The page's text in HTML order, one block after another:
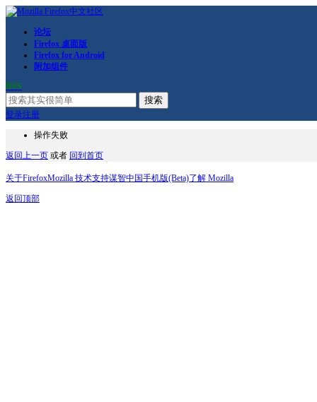
论坛
Firefox 桌面版
Firefox for Android
附加组件
RSS
搜索
登录注册
操作失败
返回上一页 或者 回到首页
关于FirefoxMozilla 技术支持谋智中国手机版(Beta)了解 Mozilla
返回顶部